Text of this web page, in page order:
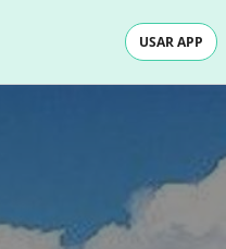
USAR APP